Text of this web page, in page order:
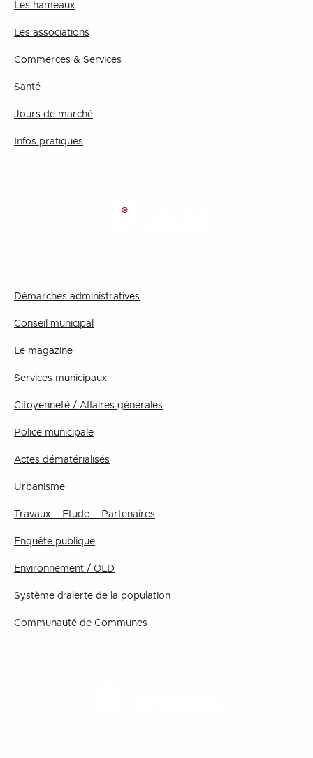
Les hameaux
Les associations
Commerces & Services
Santé
Jours de marché
Infos pratiques
Démarches administratives
Conseil municipal
Le magazine
Services municipaux
Citoyenneté / Affaires générales
Police municipale
Actes dématérialisés
Urbanisme
Travaux – Etude – Partenaires
Enquête publique
Environnement / OLD
Système d’alerte de la population
Communauté de Communes